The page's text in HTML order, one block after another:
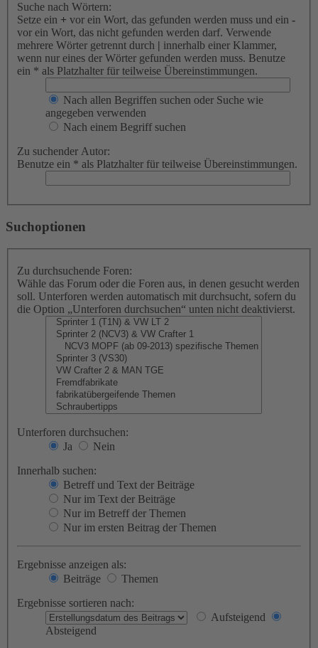
Suche nach Wörtern:
Setze ein + vor ein Wort, das gefunden werden muss und ein -
vor ein Wort, das nicht gefunden werden darf. Verwende
mehrere Wörter getrennt durch | innerhalb einer Klammer,
wenn nur eines der Wörter gefunden werden muss. Benutze
ein * als Platzhalter für teilweise Übereinstimmungen.
Nach allen Begriffen suchen oder Suche wie
angegeben verwenden
Nach einem Begriff suchen
Zu suchender Autor:
Benutze ein * als Platzhalter für teilweise Übereinstimmungen.
Suchoptionen
Zu durchsuchende Foren:
Wähle das Forum oder die Foren aus, in denen gesucht werden
soll. Unterforen werden automatisch mit durchsucht, sofern du
die Option „Unterforen durchsuchen“ unten nicht deaktivierst.
Unterforen durchsuchen:
Ja
Nein
Innerhalb suchen:
Betreff und Text der Beiträge
Nur im Text der Beiträge
Nur im Betreff der Themen
Nur im ersten Beitrag der Themen
Ergebnisse anzeigen als:
Beiträge
Themen
Ergebnisse sortieren nach:
Aufsteigend
Absteigend